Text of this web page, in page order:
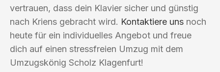
vertrauen, dass dein Klavier sicher und günstig
nach Kriens gebracht wird. Kontaktiere uns noch
heute für ein individuelles Angebot und freue
dich auf einen stressfreien Umzug mit dem
Umzugskönig Scholz Klagenfurt!